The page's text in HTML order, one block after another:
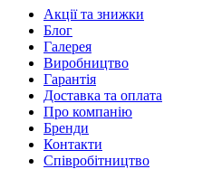
Акції та знижки
Блог
Галерея
Виробництво
Гарантія
Доставка та оплата
Про компанію
Бренди
Контакти
Співробітництво